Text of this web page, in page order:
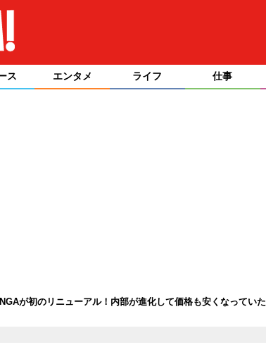
ス エンタメ ライフ 仕事
が初のリニューアル！内部が進化して価格も安くなっていた